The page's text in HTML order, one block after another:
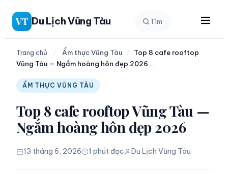
Chuyển
đến
phần
dung
VT Du Lịch Vũng Tàu Tìm
Trang chủ / Ẩm thực Vũng Tàu /
Top 8 cafe rooftop
Vũng Tàu — Ngắm hoàng hôn đẹp 2026...
ẨM THỰC VŨNG TÀU
Top 8 cafe rooftop Vũng Tàu —
Ngắm hoàng hôn đẹp 2026
13 tháng 6, 2026 1 phút đọc Du Lịch Vũng Tàu